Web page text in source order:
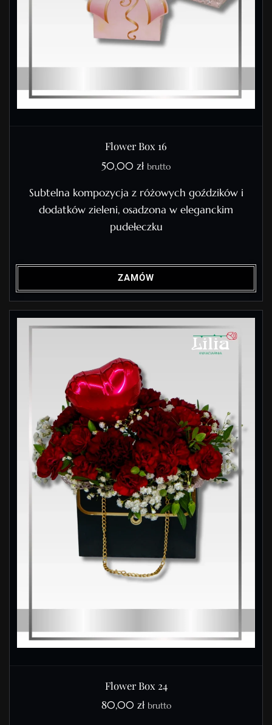
Flower Box 16
50,00 zł brutto
Subtelna kompozycja z różowych goździków i
dodatków zieleni, osadzona w eleganckim
pudełeczku
ZAMÓW
Flower Box 24
80,00 zł brutto